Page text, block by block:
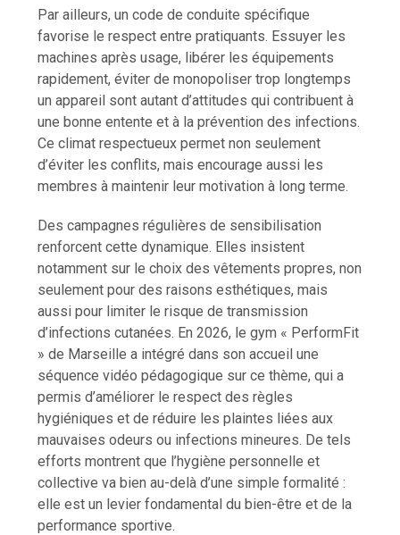
Par ailleurs, un code de conduite spécifique
favorise le respect entre pratiquants. Essuyer les
machines après usage, libérer les équipements
rapidement, éviter de monopoliser trop longtemps
un appareil sont autant d’attitudes qui contribuent à
une bonne entente et à la prévention des infections.
Ce climat respectueux permet non seulement
d’éviter les conflits, mais encourage aussi les
membres à maintenir leur motivation à long terme.
Des campagnes régulières de sensibilisation
renforcent cette dynamique. Elles insistent
notamment sur le choix des vêtements propres, non
seulement pour des raisons esthétiques, mais
aussi pour limiter le risque de transmission
d’infections cutanées. En 2026, le gym « PerformFit
» de Marseille a intégré dans son accueil une
séquence vidéo pédagogique sur ce thème, qui a
permis d’améliorer le respect des règles
hygiéniques et de réduire les plaintes liées aux
mauvaises odeurs ou infections mineures. De tels
efforts montrent que l’hygiène personnelle et
collective va bien au-delà d’une simple formalité :
elle est un levier fondamental du bien-être et de la
performance sportive.